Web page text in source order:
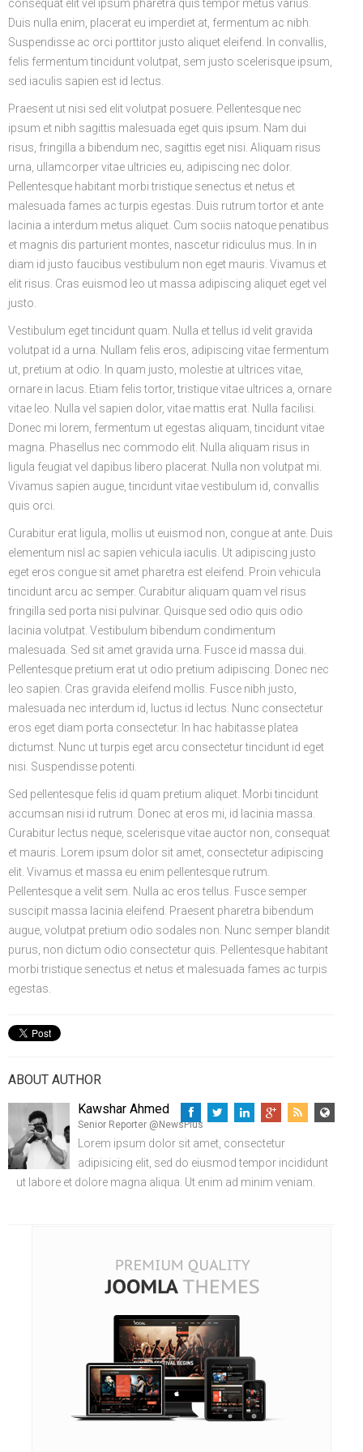
consequat elit vel ipsum pharetra quis tempor metus varius.
Duis nulla enim, placerat eu imperdiet at, fermentum ac nibh.
Suspendisse ac orci porttitor justo aliquet eleifend. In convallis,
felis fermentum tincidunt volutpat, sem justo scelerisque ipsum,
sed iaculis sapien est id lectus.
Praesent ut nisi sed elit volutpat posuere. Pellentesque nec
ipsum et nibh sagittis malesuada eget quis ipsum. Nam dui
risus, fringilla a bibendum nec, sagittis eget nisi. Aliquam risus
urna, ullamcorper vitae ultricies eu, adipiscing nec dolor.
Pellentesque habitant morbi tristique senectus et netus et
malesuada fames ac turpis egestas. Duis rutrum tortor et ante
lacinia a interdum metus aliquet. Cum sociis natoque penatibus
et magnis dis parturient montes, nascetur ridiculus mus. In in
diam id justo faucibus vestibulum non eget mauris. Vivamus et
elit risus. Cras euismod leo ut massa adipiscing aliquet eget vel
justo.
Vestibulum eget tincidunt quam. Nulla et tellus id velit gravida
volutpat id a urna. Nullam felis eros, adipiscing vitae fermentum
ut, pretium at odio. In quam justo, molestie at ultrices vitae,
ornare in lacus. Etiam felis tortor, tristique vitae ultrices a, ornare
vitae leo. Nulla vel sapien dolor, vitae mattis erat. Nulla facilisi.
Donec mi lorem, fermentum ut egestas aliquam, tincidunt vitae
magna. Phasellus nec commodo elit. Nulla aliquam risus in
ligula feugiat vel dapibus libero placerat. Nulla non volutpat mi.
Vivamus sapien augue, tincidunt vitae vestibulum id, convallis
quis orci.
Curabitur erat ligula, mollis ut euismod non, congue at ante. Duis
elementum nisl ac sapien vehicula iaculis. Ut adipiscing justo
eget eros congue sit amet pharetra est eleifend. Proin vehicula
tincidunt arcu ac semper. Curabitur aliquam quam vel risus
fringilla sed porta nisi pulvinar. Quisque sed odio quis odio
lacinia volutpat. Vestibulum bibendum condimentum
malesuada. Sed sit amet gravida urna. Fusce id massa dui.
Pellentesque pretium erat ut odio pretium adipiscing. Donec nec
leo sapien. Cras gravida eleifend mollis. Fusce nibh justo,
malesuada nec interdum id, luctus id lectus. Nunc consectetur
eros eget diam porta consectetur. In hac habitasse platea
dictumst. Nunc ut turpis eget arcu consectetur tincidunt id eget
nisi. Suspendisse potenti.
Sed pellentesque felis id quam pretium aliquet. Morbi tincidunt
accumsan nisi id rutrum. Donec at eros mi, id lacinia massa.
Curabitur lectus neque, scelerisque vitae auctor non, consequat
et mauris. Lorem ipsum dolor sit amet, consectetur adipiscing
elit. Vivamus et massa eu enim pellentesque rutrum.
Pellentesque a velit sem. Nulla ac eros tellus. Fusce semper
suscipit massa lacinia eleifend. Praesent pharetra bibendum
augue, volutpat pretium odio sodales non. Nunc semper blandit
purus, non dictum odio consectetur quis. Pellentesque habitant
morbi tristique senectus et netus et malesuada fames ac turpis
egestas.
ABOUT AUTHOR
Kawshar Ahmed
Senior Reporter @NewsPlus
Lorem ipsum dolor sit amet, consectetur
adipisicing elit, sed do eiusmod tempor incididunt
ut labore et dolore magna aliqua. Ut enim ad minim veniam.